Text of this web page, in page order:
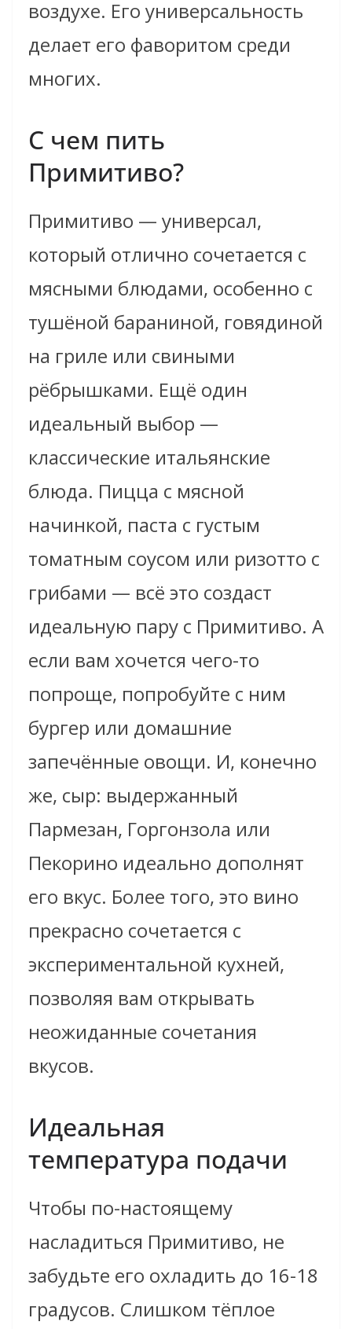
воздухе. Его универсальность
делает его фаворитом среди
многих.
С чем пить
Примитиво?
Примитиво — универсал,
который отлично сочетается с
мясными блюдами, особенно с
тушёной бараниной, говядиной
на гриле или свиными
рёбрышками. Ещё один
идеальный выбор —
классические итальянские
блюда. Пицца с мясной
начинкой, паста с густым
томатным соусом или ризотто с
грибами — всё это создаст
идеальную пару с Примитиво. А
если вам хочется чего-то
попроще, попробуйте с ним
бургер или домашние
запечённые овощи. И, конечно
же, сыр: выдержанный
Пармезан, Горгонзола или
Пекорино идеально дополнят
его вкус. Более того, это вино
прекрасно сочетается с
экспериментальной кухней,
позволяя вам открывать
неожиданные сочетания
вкусов.
Идеальная
температура подачи
Чтобы по-настоящему
насладиться Примитиво, не
забудьте его охладить до 16-18
градусов. Слишком тёплое